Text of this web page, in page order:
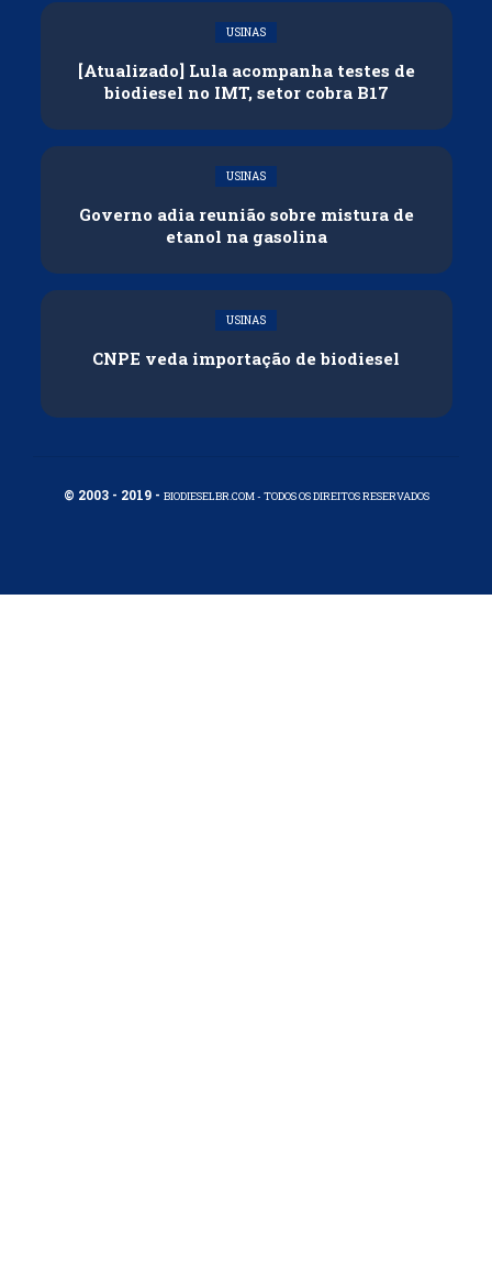
USINAS
[Atualizado] Lula acompanha testes de
biodiesel no IMT, setor cobra B17
USINAS
Governo adia reunião sobre mistura de
etanol na gasolina
USINAS
CNPE veda importação de biodiesel
© 2003 - 2019 - BIODIESELBR.COM - TODOS OS DIREITOS RESERVADOS